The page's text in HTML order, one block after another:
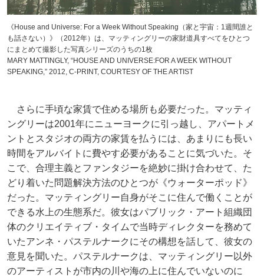
《House and Universe: For a Week Without Speaking（家と宇宙：1週間誰と
も話さない）》（2012年）は、マッティングリーの家財道具すべてをひとつ
にまとめて撮影した写真シリーズのうちの1枚
MARY MATTINGLY, “HOUSE AND UNIVERSE:FOR A WEEK WITHOUT
SPEAKING,” 2012, C-PRINT, COURTESY OF THE ARTIST
さらに手頃な家賃で住める場所も必要だった。マッティ
ングリーは2001年にニューヨークに引っ越し、アパートメ
ントとスタジオの両方の家賃を払うには、あまりにも長い
時間をアルバイトに費やす必要があることに気づいた。そ
こで、合理主義とファンタジーを絶妙に掛け合わせて、た
どり着いた問題解決方法のひとつが《ウォーターポッド》
だった。マッティングリー自身がそこに住んで働くことが
できる水上の生態系だ。彼女はパブリック・アート組織団
体のクリエイティブ・タイムで当時ディレクターを務めて
いたアンネ・パステルナークにその構想を話して、彼女の
意見を聞いた。パステルナークは、マッティングリー以外
のアーティストが市内の川や海の上に住んでいないのに